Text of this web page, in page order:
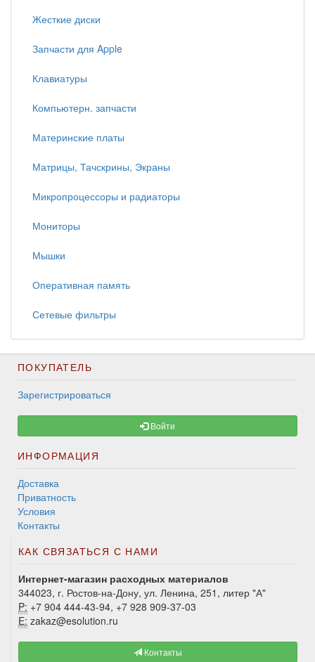
Жесткие диски
Запчасти для Apple
Клавиатуры
Компьютерн. запчасти
Материнские платы
Матрицы, Тачскрины, Экраны
Микропроцессоры и радиаторы
Мониторы
Мышки
Оперативная память
Сетевые фильтры
ПОКУПАТЕЛЬ
Зарегистрироваться
Войти
ИНФОРМАЦИЯ
Доставка
Приватность
Условия
Контакты
КАК СВЯЗАТЬСЯ С НАМИ
Интернет-магазин расходных материалов
344023, г. Ростов-на-Дону, ул. Ленина, 251, литер "А"
P: +7 904 444-43-94, +7 928 909-37-03
E: zakaz@esolution.ru
Контакты